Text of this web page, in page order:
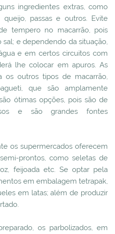
ingredientes extras, como
passas e outros. Evite
tempero no macarrão, pois
e dependendo da situação,
e em certos circuitos com
lhe colocar em apuros. As
os outros tipos de macarrão,
que são amplamente
ótimas opções, pois são de
e são grandes fontes
os supermercados oferecem
prontos, como seletas de
feijoada etc. Se optar pela
em embalagem tetrapak,
em latas; além de produzir
os parbolizados, em